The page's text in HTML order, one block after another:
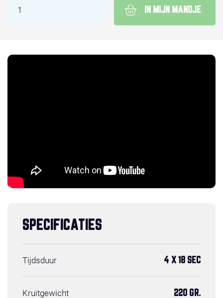
IN MIJN MANDJE
SPECIFICATIES
Tijdsduur 4 X 18 SEC
Kruitgewicht 220 GR.